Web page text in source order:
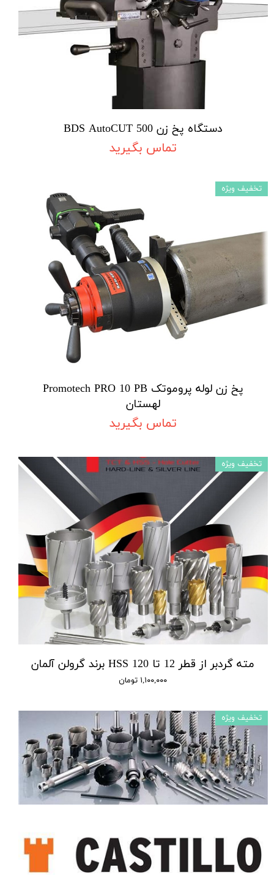
دستگاه پخ زن BDS AutoCUT 500
تماس بگیرید
پخ زن لوله پروموتک Promotech PRO 10 PB
لهستان
تماس بگیرید
تخفیف ویژه
مته گردبر از قطر 12 تا 120 HSS برند گرولن آلمان
۱,۱۰۰,۰۰۰ تومان
تخفیف ویژه
تخفیف ویژه